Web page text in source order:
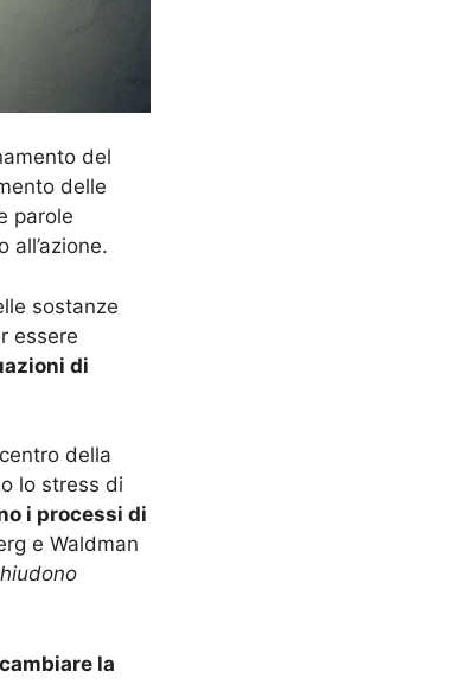
del
delle
parole
all’azione.
sostanze
essere
di
della
lo stress di
i processi di
e Waldman
cambiare la